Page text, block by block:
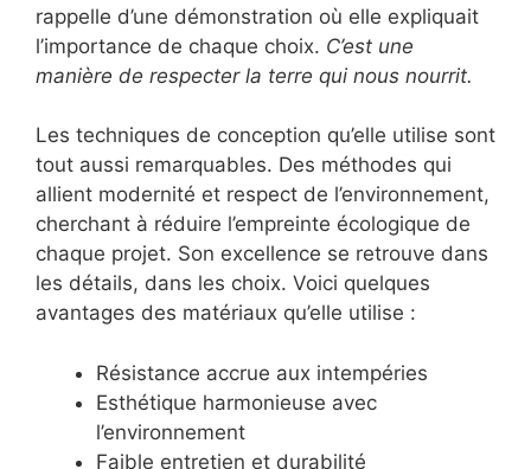
rappelle d’une démonstration où elle expliquait
l’importance de chaque choix. C’est une
manière de respecter la terre qui nous nourrit.
Les techniques de conception qu’elle utilise sont
tout aussi remarquables. Des méthodes qui
allient modernité et respect de l’environnement,
cherchant à réduire l’empreinte écologique de
chaque projet. Son excellence se retrouve dans
les détails, dans les choix. Voici quelques
avantages des matériaux qu’elle utilise :
Résistance accrue aux intempéries
Esthétique harmonieuse avec
l’environnement
Faible entretien et durabilité